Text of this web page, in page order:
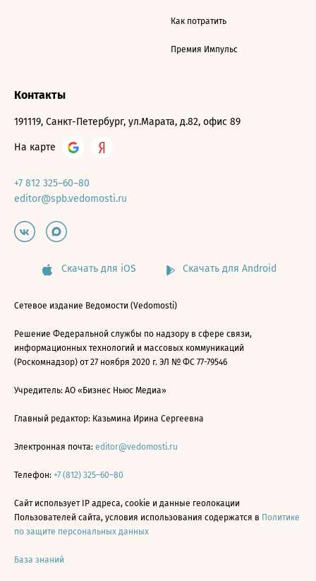
Как потратить
Премия Импульс
Контакты
191119, Санкт-Петербург, ул.Марата, д.82, офис 89
На карте
+7 812 325–60–80
editor@spb.vedomosti.ru
Скачать для iOS Скачать для Android
Сетевое издание Ведомости (Vedomosti)
Решение Федеральной службы по надзору в сфере связи,
информационных технологий и массовых коммуникаций
(Роскомнадзор) от 27 ноября 2020 г. ЭЛ № ФС 77-79546
Учредитель: АО «Бизнес Ньюс Медиа»
Главный редактор: Казьмина Ирина Сергеевна
Электронная почта: editor@vedomosti.ru
Телефон: +7 (812) 325–60–80
Сайт использует IP адреса, cookie и данные геолокации
Пользователей сайта, условия использования содержатся в Политике
по защите персональных данных
База знаний